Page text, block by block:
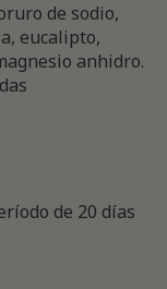
de sodio,
eucalipto,
anhidro.
de 20 días